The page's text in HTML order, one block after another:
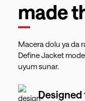
made
Macera dolu ya da
Define Jacket
uyum sunar.
Designed